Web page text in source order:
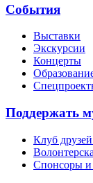
События
Выставки
Экскурсии
Концерты
Поддержать
Клуб
Спонсоры и